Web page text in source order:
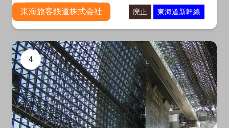
東海旅客鉄道株式会社 廃止 東海道新幹線
4